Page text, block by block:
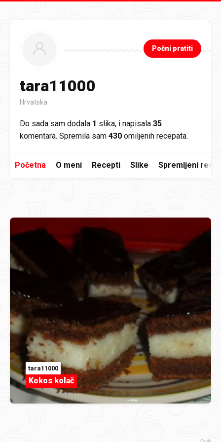
tara11000
Hrvatska
Počni pratiti
Do sada sam dodala 1 slika, i napisala 35
komentara. Spremila sam 430 omiljenih recepata.
Početna O meni Recepti Slike Spremljeni
tara11000
Kokos kolač